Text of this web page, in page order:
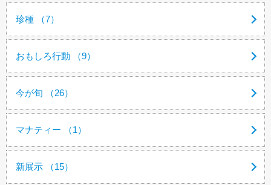
珍種 （7）
おもしろ行動 （9）
今が旬 （26）
マナティー （1）
新展示 （15）